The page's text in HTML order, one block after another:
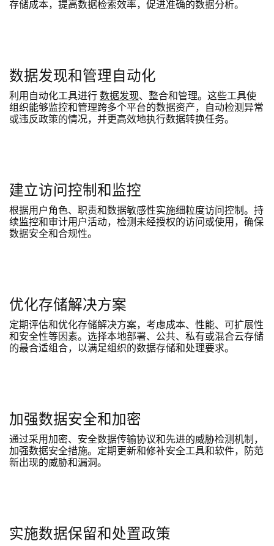
存储成本，提高数据检索效率，促进准确的数据分析。
数据发现和管理自动化
利用自动化工具进行 数据发现、整合和管理。这些工具使
组织能够监控和管理跨多个平台的数据资产，自动检测异常
或违反政策的情况，并更高效地执行数据转换任务。
建立访问控制和监控
根据用户角色、职责和数据敏感性实施细粒度访问控制。持
续监控和审计用户活动，检测未经授权的访问或使用，确保
数据安全和合规性。
优化存储解决方案
定期评估和优化存储解决方案，考虑成本、性能、可扩展性
和安全性等因素。选择本地部署、公共、私有或混合云存储
的最合适组合，以满足组织的数据存储和处理要求。
加强数据安全和加密
通过采用加密、安全数据传输协议和先进的威胁检测机制，
加强数据安全措施。定期更新和修补安全工具和软件，防范
新出现的威胁和漏洞。
实施数据保留和处置政策